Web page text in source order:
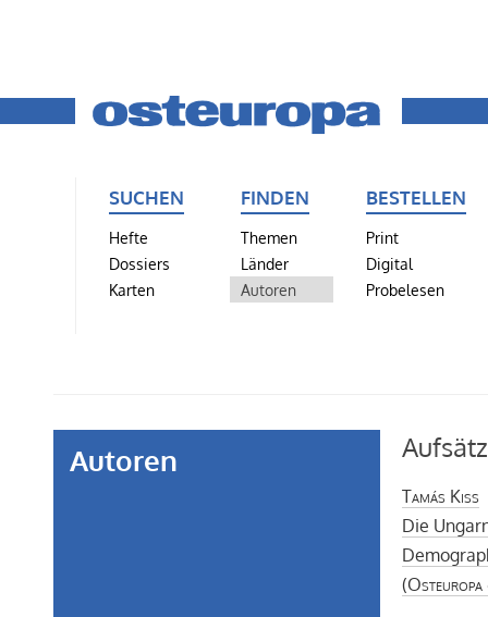
SUCHEN
Hefte
Dossiers
Karten
FINDEN
Themen
Länder
Autoren
BESTELLEN
Print
Digital
Probelesen
Autoren
Tamás Kiss
Die
(Osteuropa